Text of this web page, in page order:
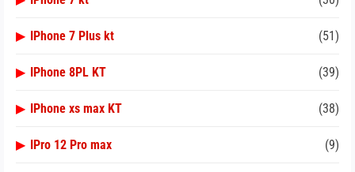
▶ IPhone 7 Plus kt (51)
▶ IPhone 8PL KT (39)
▶ IPhone xs max KT (38)
▶ IPro 12 Pro max (9)